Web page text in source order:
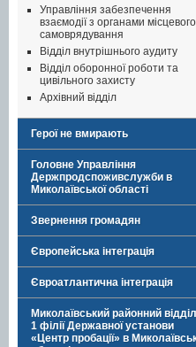
Управління забезпечення
взаємодії з органами місцевого
самоврядування
Відділ внутрішнього аудиту
Відділ оборонної роботи та
цивільного захисту
Архівний відділ
Герої не вмирають
Головне Управління
Держпродспоживслужби в
Миколаївської області
Звернення громадян
Європейська інтеграція
Євроатлантична інтеграція
Миколаївський районний
1 філії Державної установи
«Центр пробації» в